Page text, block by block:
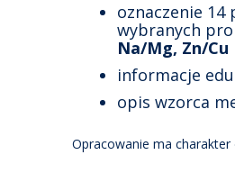
oznaczenie
wybranych
Na/Mg, Zn/Cu
informacje
opis wzorca
Opracowanie ma